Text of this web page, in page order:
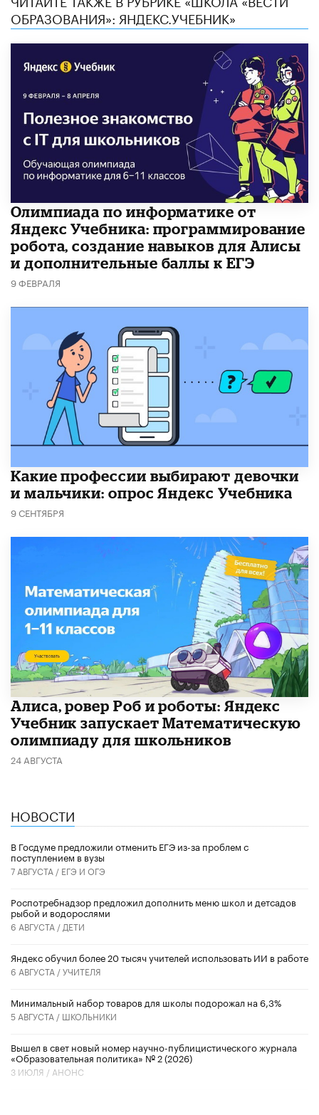
ОБРАЗОВАНИЯ»: ЯНДЕКС.УЧЕБНИК»
Олимпиада по информатике от
Яндекс Учебника: программирование
робота, создание навыков для Алисы
и дополнительные баллы к ЕГЭ
9 ФЕВРАЛЯ
Какие профессии выбирают девочки
и мальчики: опрос Яндекс Учебника
9 СЕНТЯБРЯ
Алиса, ровер Роб и роботы: Яндекс
Учебник запускает Математическую
олимпиаду для школьников
24 АВГУСТА
НОВОСТИ
В Госдуме предложили отменить ЕГЭ из-за проблем с
поступлением в вузы
7 АВГУСТА / ЕГЭ И ОГЭ
Роспотребнадзор предложил дополнить меню школ и детсадов
рыбой и водорослями
6 АВГУСТА / ДЕТИ
​Яндекс обучил более 20 тысяч учителей использовать ИИ в работе
6 АВГУСТА /УЧИТЕЛЯ
Минимальный набор товаров для школы подорожал на 6,3%
5 АВГУСТА / ШКОЛЬНИКИ
Вышел в свет новый номер научно-публицистического журнала
«Образовательная политика» № 2 (2026)
3 ИЮЛЯ / АНОНС